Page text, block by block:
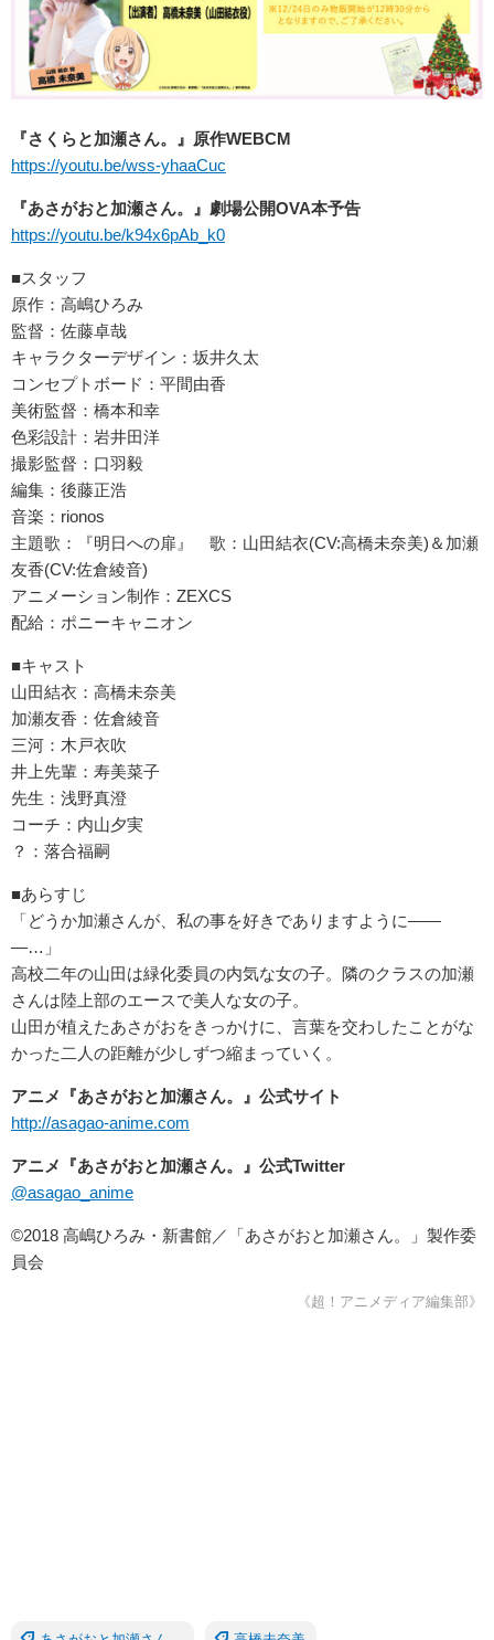
『さくらと加瀬さん。』原作WEBCM
https://youtu.be/wss-yhaaCuc
『あさがおと加瀬さん。』劇場公開OVA本予告
https://youtu.be/k94x6pAb_k0
■スタッフ
原作：高嶋ひろみ
監督：佐藤卓哉
キャラクターデザイン：坂井久太
コンセプトボード：平間由香
美術監督：橋本和幸
色彩設計：岩井田洋
撮影監督：口羽毅
編集：後藤正浩
音楽：rionos
主題歌：『明日への扉』 歌：山田結衣(CV:高橋未奈美)＆加瀬
友香(CV:佐倉綾音)
アニメーション制作：ZEXCS
配給：ポニーキャニオン
■キャスト
山田結衣：高橋未奈美
加瀬友香：佐倉綾音
三河：木戸衣吹
井上先輩：寿美菜子
先生：浅野真澄
コーチ：内山夕実
？：落合福嗣
■あらすじ
「どうか加瀬さんが、私の事を好きでありますように――
―…」
高校二年の山田は緑化委員の内気な女の子。隣のクラスの加瀬
さんは陸上部のエースで美人な女の子。
山田が植えたあさがおをきっかけに、言葉を交わしたことがな
かった二人の距離が少しずつ縮まっていく。
アニメ『あさがおと加瀬さん。』公式サイト
http://asagao-anime.com
アニメ『あさがおと加瀬さん。』公式Twitter
@asagao_anime
©2018 高嶋ひろみ・新書館／「あさがおと加瀬さん。」製作委
員会
《超！アニメディア編集部》